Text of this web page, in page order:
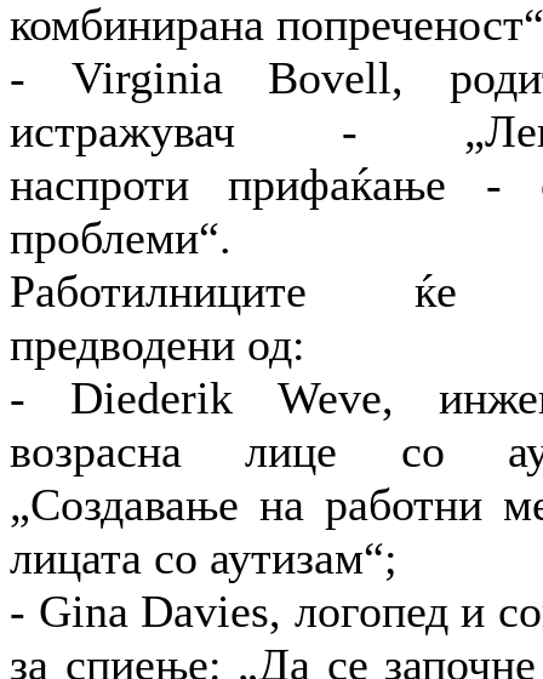
комбинирана
- Virginia Bovell,
истражувач -
наспроти прифаќање -
проблеми“.
Работилниците ќе
предводени од:
- Diederik Weve,
возрасна лице со
„Создавање на работни
лицата со аутизам“;
- Gina Davies, логопед и
за спиење: „Да се